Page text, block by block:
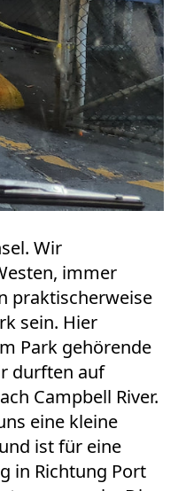
Wir
immer
praktischerweise
sein. Hier
Park gehörende
durften auf
Campbell River.
eine kleine
ist für eine
in Richtung Port